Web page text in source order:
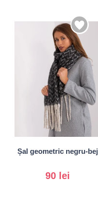
Șal geometric negru-bej
90 lei
Universal